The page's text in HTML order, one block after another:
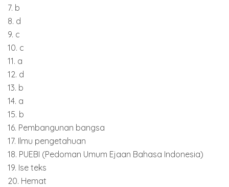
7. b
8. d
9. c
10. c
11. a
12. d
13. b
14. a
15. b
16. Pembangunan bangsa
17. Ilmu pengetahuan
18. PUEBI (Pedoman Umum Ejaan Bahasa Indonesia)
19. Ise teks
20. Hemat